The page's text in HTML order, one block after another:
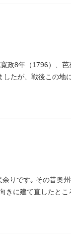
政8年（1796）、
たが、戦後この地
りです｡ その昔奥
きに建て直したと